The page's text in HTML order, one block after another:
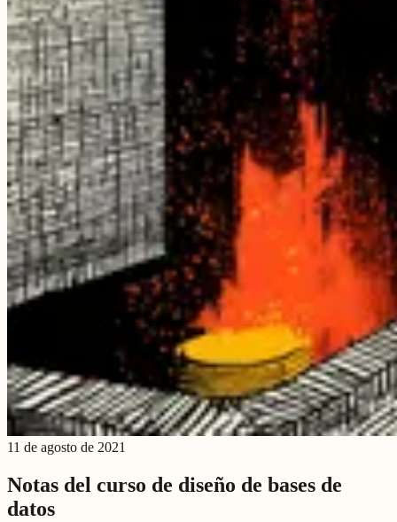
11 de agosto de 2021
Notas del curso de diseño de bases de
datos